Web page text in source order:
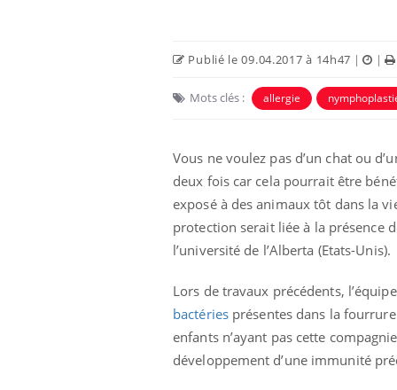
Publié le 09.04.2017 à 14h47 | |
Mots clés : allergie
Vous ne voulez pas d’un chat ou
deux fois car cela pourrait être
exposé à des animaux tôt dans la
protection serait liée à la présence
l’université de l’Alberta (Etats-Unis).
Lors de travaux précédents,
bactériesprésentes dans la
enfants n’ayant pas cette
développement d’une immunité